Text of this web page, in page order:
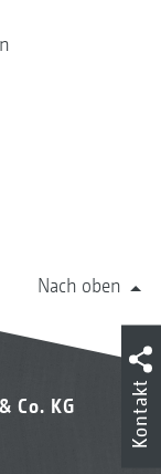
Nach oben
Co. KG
Kontakt